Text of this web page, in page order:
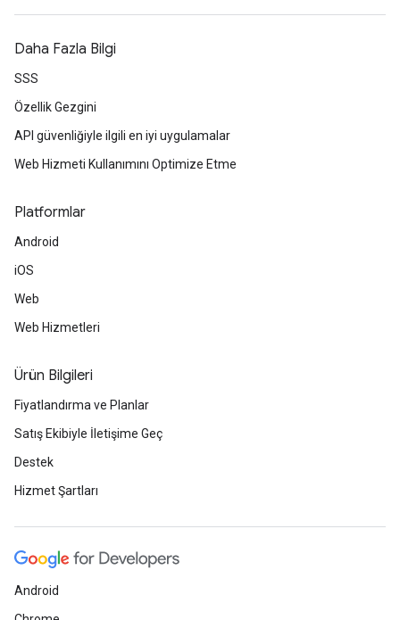
Daha Fazla Bilgi
SSS
Özellik Gezgini
API güvenliğiyle ilgili en iyi uygulamalar
Web Hizmeti Kullanımını Optimize Etme
Platformlar
Android
iOS
Web
Web Hizmetleri
Ürün Bilgileri
Fiyatlandırma ve Planlar
Satış Ekibiyle İletişime Geç
Destek
Hizmet Şartları
Android